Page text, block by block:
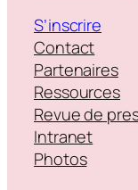
S’inscrire
Contact
Partenaires
Ressources
Revue de
Intranet
Photos